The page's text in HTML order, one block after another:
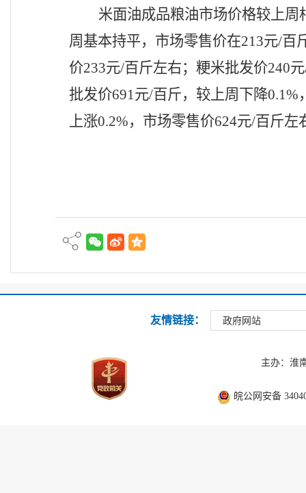
米面油成品粮油市场价格较上
周基本持平，市场零售价在213元/百
价233元/百斤左右；粳米批发价240
批发价691元/百斤，较上周下降
上涨0.2%，市场零售价624元/百斤左
友情链接： 政府网站
主办：淮
皖公网安备